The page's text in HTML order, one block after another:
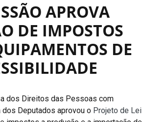
APROVA
DE IMPOSTOS
DE
dos Direitos das Pessoas com
dos Deputados aprovou o Projeto de Lei